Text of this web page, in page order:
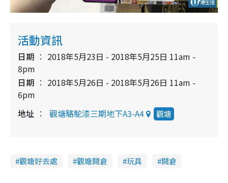
活動資訊
日期
2018年5月23日 - 2018年5月25日 11am -
8pm
日期
2018年5月26日 - 2018年5月26日 11am -
6pm
地址
觀塘駱駝漆三期地下A3-A4 觀塘
觀塘好去處 觀塘開倉 玩具 開倉